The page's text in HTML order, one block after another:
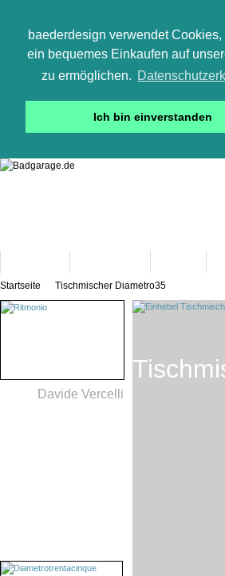
baederdesign verwendet Cookies,
ein bequemes Einkaufen auf
zu ermöglichen.
Ich bin einverstanden
Startseite Tischmischer Diametro35
Davide Vercelli